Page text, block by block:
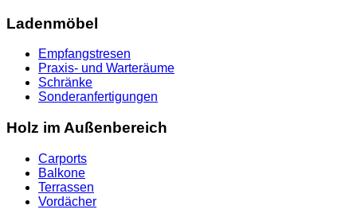
Ladenmöbel
Empfangstresen
Praxis- und Warteräume
Schränke
Sonderanfertigungen
Holz im Außenbereich
Carports
Balkone
Terrassen
Vordächer